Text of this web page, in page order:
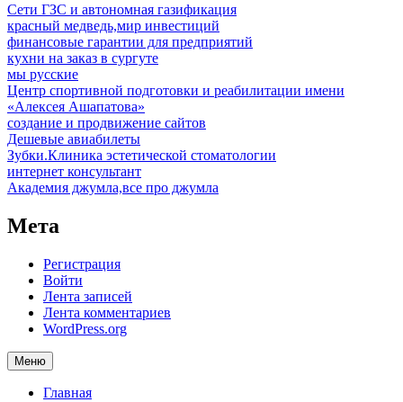
Сети ГЗС и автономная газификация
красный медведь,мир инвестиций
финансовые гарантии для предприятий
кухни на заказ в сургуте
мы русские
Центр спортивной подготовки и реабилитации имени
«Алексея Ашапатова»
создание и продвижение сайтов
Дешевые авиабилеты
Зубки.Клиника эстетической стоматологии
интернет консультант
Академия джумла,все про джумла
Мета
Регистрация
Войти
Лента записей
Лента комментариев
WordPress.org
Меню
Главная